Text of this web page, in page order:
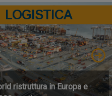
LOGISTICA
ristruttura in Europa e